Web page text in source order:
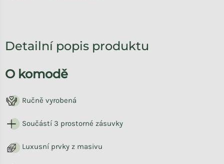
Detailní popis produktu
O komodě
Ručně vyrobená
Součástí 3 prostorné zásuvky
Luxusní prvky z masivu